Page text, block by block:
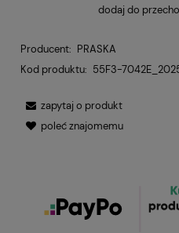
dodaj do
Producent: PRASKA
Kod produktu: 55F3-
zapytaj o produkt
poleć znajomemu